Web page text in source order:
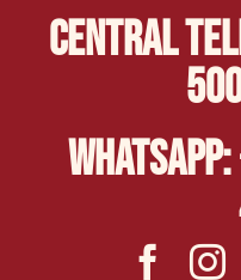
Central
Whatsapp: